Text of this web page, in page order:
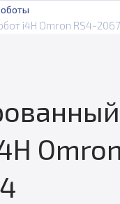
i4H Omron RS4-